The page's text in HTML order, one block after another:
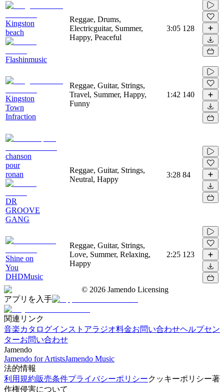
Kingston
beach
Flashinmusic
Reggae, Drums,
Electricguitar, Summer,
Happy, Peaceful
3:05 128
Kingston
Town
Infraction
Reggae, Guitar, Strings,
Travel, Summer, Happy,
Funny
1:42 140
chanson
pour
ronan
DR
GROOVE
GANG
Reggae, Guitar, Strings,
Neutral, Happy
3:28 84
Shine on
You
DHDMusic
Reggae, Guitar, Strings,
Love, Summer, Relaxing,
Happy
2:25 123
© 2026 Jamendo Licensing
アプリを入手
関連リンク
音楽カタログインストアラジオ料金お問い合わせヘルプセン
ターお問い合わせ
Jamendo
Jamendo for ArtistsJamendo Music
法的情報
利用規約販売条件プライバシーポリシークッキーポリシー著
作権侵害について